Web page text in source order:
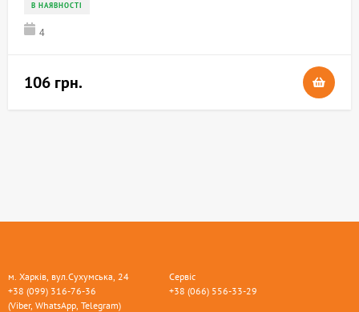
В НАЯВНОСТІ
4
106 грн.
м. Харків, вул.Сухумська, 24
+38 (099) 316-76-36
(Viber, WhatsApp, Telegram)
Сервіс
+38 (066) 556-33-29